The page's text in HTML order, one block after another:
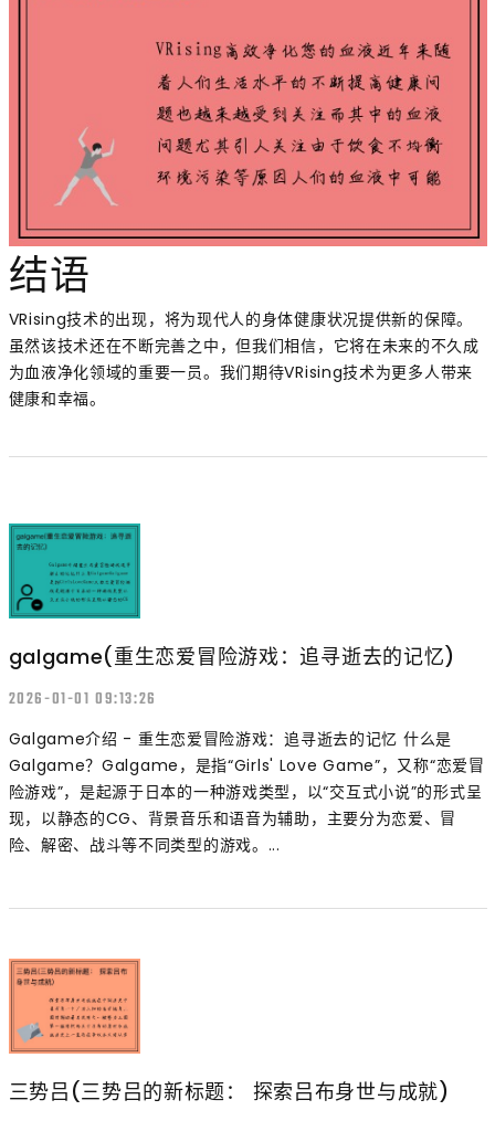
结语
VRising技术的出现，将为现代人的身体健康状况提供新的保障。
虽然该技术还在不断完善之中，但我们相信，它将在未来的不久成
为血液净化领域的重要一员。我们期待VRising技术为更多人带来
健康和幸福。
galgame(重生恋爱冒险游戏：追寻逝去的记忆)
2026-01-01 09:13:26
Galgame介绍 - 重生恋爱冒险游戏：追寻逝去的记忆 什么是
Galgame？Galgame，是指“Girls' Love Game”，又称“恋爱冒
险游戏”，是起源于日本的一种游戏类型，以“交互式小说”的形式呈
现，以静态的CG、背景音乐和语音为辅助，主要分为恋爱、冒
险、解密、战斗等不同类型的游戏。...
三势吕(三势吕的新标题： 探索吕布身世与成就)